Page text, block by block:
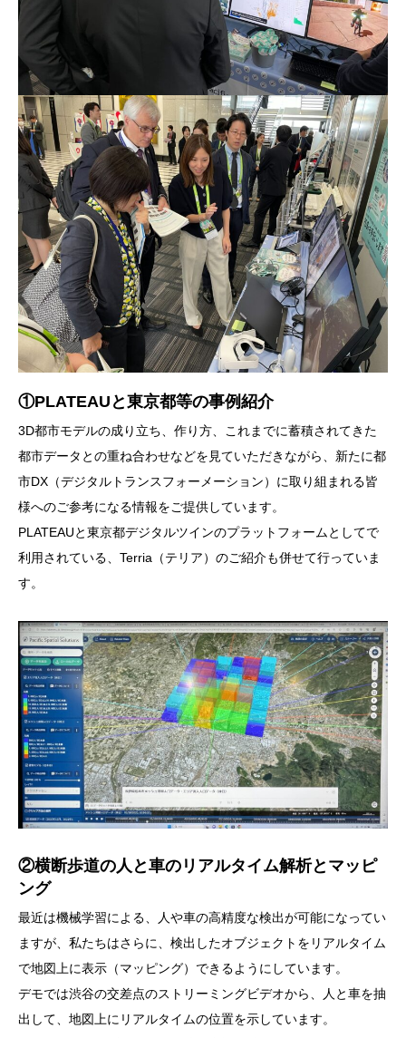
①PLATEAUと東京都等の事例紹介
3D都市モデルの成り立ち、作り方、これまでに蓄積されてきた
都市データとの重ね合わせなどを見ていただきながら、新たに都
市DX（デジタルトランスフォーメーション）に取り組まれる皆
様へのご参考になる情報をご提供しています。
PLATEAUと東京都デジタルツインのプラットフォームとしてで
利用されている、Terria（テリア）のご紹介も併せて行っていま
す。
②横断歩道の人と車のリアルタイム解析とマッピ
ング
最近は機械学習による、人や車の高精度な検出が可能になってい
ますが、私たちはさらに、検出したオブジェクトをリアルタイム
で地図上に表示（マッピング）できるようにしています。
デモでは渋谷の交差点のストリーミングビデオから、人と車を抽
出して、地図上にリアルタイムの位置を示しています。